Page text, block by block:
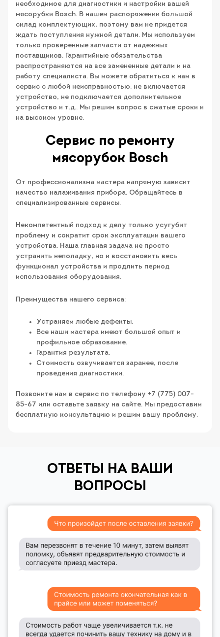
необходимое для диагностики и настройки вашей
мясорубки Bosch. В нашем распоряжении большой
склад комплектующих, поэтому вам не придется
ждать поступления нужной детали. Мы используем
только проверенные запчасти от надежных
поставщиков. Гарантийные обязательства
распространяются на все замененные детали и на
работу специалиста. Вы можете обратиться к нам в
сервис с любой неисправностью: не включается
устройство, не подключается дополнительное
устройство и т.д.. Мы решим вопрос в сжатые сроки и
на высоком уровне.
Сервис по ремонту
мясорубок Bosch
От профессионализма мастера напрямую зависит
качество налаживания прибора. Обращайтесь в
специализированные сервисы.
Некомпетентный подход к делу только усугубит
проблему и сократит срок эксплуатации вашего
устройства. Наша главная задача не просто
устранить неполадку, но и восстановить весь
функционал устройства и продлить период
использования оборудования.
Преимущества нашего сервиса:
Устраняем любые дефекты.
Все наши мастера имеют большой опыт и
профильное образование.
Гарантия результата.
Стоимость озвучивается заранее, после
проведения диагностики.
Позвоните нам в сервис по телефону +7 (775) 007-
85-67 или оставьте заявку на сайте. Мы предоставим
бесплатную консультацию и решим вашу проблему.
ОТВЕТЫ НА ВАШИ
ВОПРОСЫ